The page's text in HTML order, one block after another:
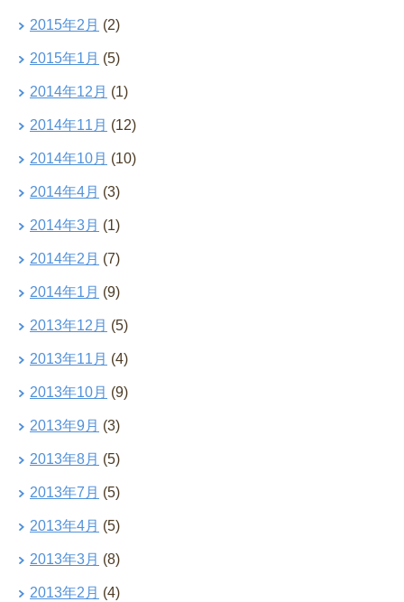
2015年2月 (2)
2015年1月 (5)
2014年12月 (1)
2014年11月 (12)
2014年10月 (10)
2014年4月 (3)
2014年3月 (1)
2014年2月 (7)
2014年1月 (9)
2013年12月 (5)
2013年11月 (4)
2013年10月 (9)
2013年9月 (3)
2013年8月 (5)
2013年7月 (5)
2013年4月 (5)
2013年3月 (8)
2013年2月 (4)